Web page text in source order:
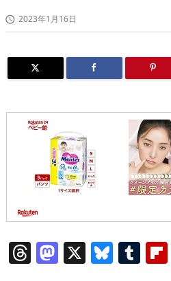
 2023年1月16日
T M X Bl T